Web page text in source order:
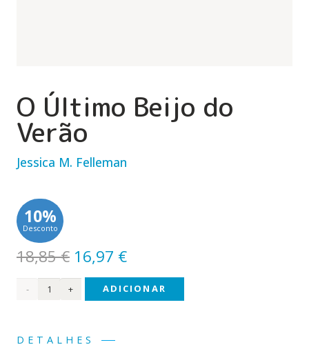
O Último Beijo do
Verão
Jessica M. Felleman
10%
Desconto
18,85€ O
preço
original
18,85 €.
16,97 €O
preço
atual
Quantidade
ADICIONAR
DETALHES